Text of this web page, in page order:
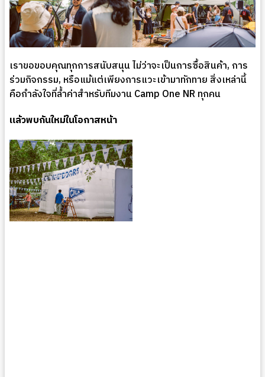
เราขอขอบคุณทุกการสนับสนุน ไม่ว่าจะเป็นการซื้อสินค้า, การ
ร่วมกิจกรรม, หรือแม้แต่เพียงการแวะเข้ามาทักทาย สิ่งเหล่านี้
คือกำลังใจที่ล้ำค่าสำหรับทีมงาน Camp One NR ทุกคน
แล้วพบกันใหม่ในโอกาสหน้า